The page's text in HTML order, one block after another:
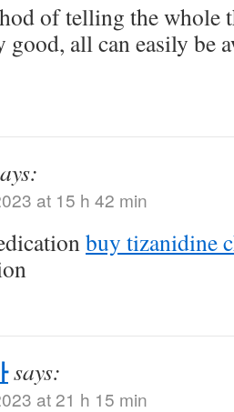
of telling the whole
good, all can easily be
at 15 h 42 min
buy tizanidine
says:
at 21 h 15 min